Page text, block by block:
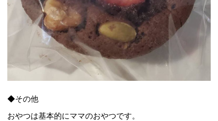
◆その他
おやつは基本的にママのおやつです。